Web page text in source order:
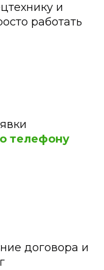
и
работать
телефону
договора и